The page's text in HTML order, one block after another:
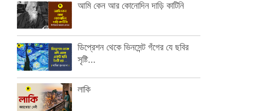
আমি কেন আর কোনোদিন দাড়ি কাটিনি
ডিপ্রেশন থেকে ভিনসেন্ট গঁগের যে ছবির
সৃষ্টি...
লাকি